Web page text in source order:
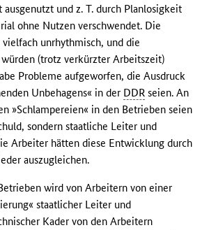
und z. T. durch Planlosigkeit
ohne Nutzen verschwendet. Die
unrhythmisch, und die
(trotz verkürzter Arbeitszeit)
Probleme aufgeworfen, die Ausdruck
Unbehagens« in der DDR seien. An
»Schlampereien« in den Betrieben seien
sondern staatliche Leiter und
Arbeiter hätten diese Entwicklung durch
auszugleichen.
wird von Arbeitern von einer
staatlicher Leiter und
Kader von den Arbeitern